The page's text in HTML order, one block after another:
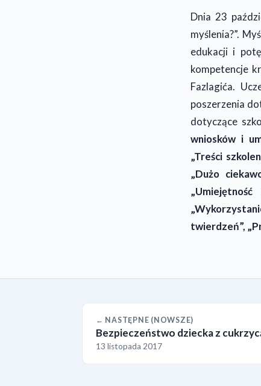
Dnia 23
myślenia?”.
edukacji i
kompetencje
Fazlagića.
poszerzenia
dotyczące
wniosków i
„Treści
„Dużo
twierdzeń”,
← NASTĘPNE (NOWSZE)
Bezpieczeństwo dziecka z
13 listopada 2017